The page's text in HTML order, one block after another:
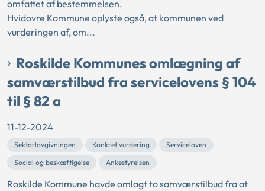
omfattet af bestemmelsen.
Hvidovre Kommune oplyste også, at kommunen ved
vurderingen af, om...
Roskilde Kommunes omlægning af
samværstilbud fra servicelovens § 104
til § 82 a
11-12-2024
Sektorlovgivningen Konkret vurdering
Serviceloven
Social og beskæftigelse
Ankestyrelsen
Roskilde Kommune havde omlagt to samværstilbud fra at